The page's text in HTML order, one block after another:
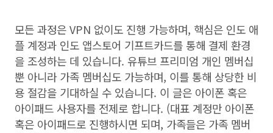
모든 과정은 VPN 없이도 진행 가능하며, 핵심은 인도 애
플 계정과 인도 앱스토어 기프트카드를 통해 결제 환경
을 조성하는 데 있습니다. 유튜브 프리미엄 개인 멤버십
뿐 아니라 가족 멤버십도 가능하며, 이를 통해 상당한 비
용 절감을 기대하실 수 있습니다. 이 글은 아이폰 혹은
아이패드 사용자를 전제로 합니다. (대표 계정만 아이폰
혹은 아이패드로 진행하시면 되며, 가족들은 가족 멤버